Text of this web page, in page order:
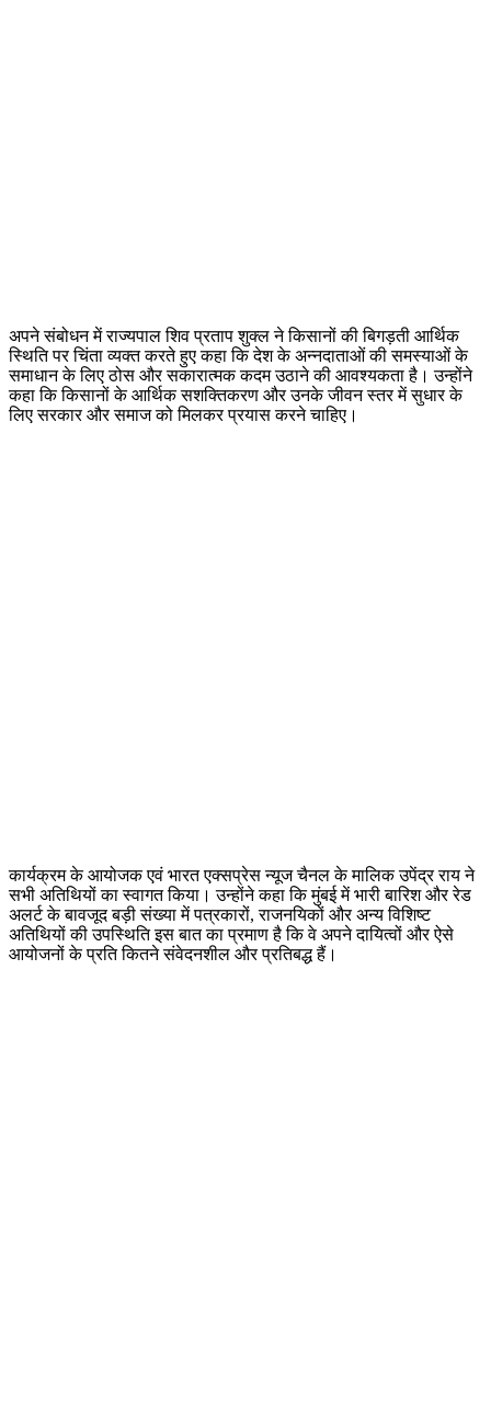
अपने संबोधन में राज्यपाल शिव प्रताप शुक्ल ने किसानों की बिगड़ती आर्थिक
स्थिति पर चिंता व्यक्त करते हुए कहा कि देश के अन्नदाताओं की समस्याओं के
समाधान के लिए ठोस और सकारात्मक कदम उठाने की आवश्यकता है। उन्होंने
कहा कि किसानों के आर्थिक सशक्तिकरण और उनके जीवन स्तर में सुधार के
लिए सरकार और समाज को मिलकर प्रयास करने चाहिए।
कार्यक्रम के आयोजक एवं भारत एक्सप्रेस न्यूज चैनल के मालिक उपेंद्र राय ने
सभी अतिथियों का स्वागत किया। उन्होंने कहा कि मुंबई में भारी बारिश और रेड
अलर्ट के बावजूद बड़ी संख्या में पत्रकारों, राजनयिकों और अन्य विशिष्ट
अतिथियों की उपस्थिति इस बात का प्रमाण है कि वे अपने दायित्वों और ऐसे
आयोजनों के प्रति कितने संवेदनशील और प्रतिबद्ध हैं।